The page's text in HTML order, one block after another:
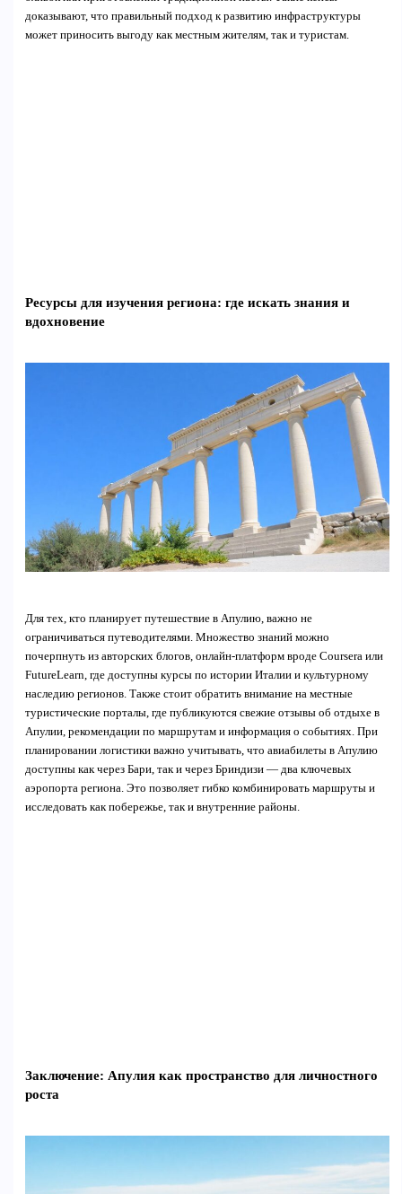
доказывают, что правильный подход к развитию инфраструктуры
может приносить выгоду как местным жителям, так и туристам.
Ресурсы для изучения региона: где искать знания и
вдохновение
Для тех, кто планирует путешествие в Апулию, важно не
ограничиваться путеводителями. Множество знаний можно
почерпнуть из авторских блогов, онлайн-платформ вроде Coursera или
FutureLearn, где доступны курсы по истории Италии и культурному
наследию регионов. Также стоит обратить внимание на местные
туристические порталы, где публикуются свежие отзывы об отдыхе в
Апулии, рекомендации по маршрутам и информация о событиях. При
планировании логистики важно учитывать, что авиабилеты в Апулию
доступны как через Бари, так и через Бриндизи — два ключевых
аэропорта региона. Это позволяет гибко комбинировать маршруты и
исследовать как побережье, так и внутренние районы.
Заключение: Апулия как пространство для личностного
роста